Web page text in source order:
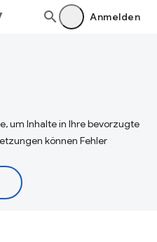
Anmelden
um Inhalte in Ihre bevorzugte
können Fehler